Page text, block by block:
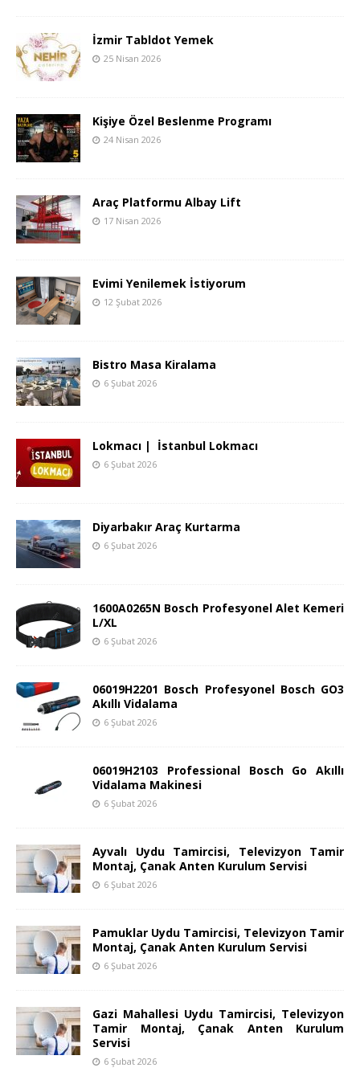
İzmir Tabldot Yemek
25 Nisan 2026
Kişiye Özel Beslenme Programı
24 Nisan 2026
Araç Platformu Albay Lift
17 Nisan 2026
Evimi Yenilemek İstiyorum
12 Şubat 2026
Bistro Masa Kiralama
6 Şubat 2026
Lokmacı | İstanbul Lokmacı
6 Şubat 2026
Diyarbakır Araç Kurtarma
6 Şubat 2026
1600A0265N Bosch Profesyonel Alet Kemeri
L/XL
6 Şubat 2026
06019H2201 Bosch Profesyonel Bosch GO3
Akıllı Vidalama
6 Şubat 2026
06019H2103 Professional Bosch Go Akıllı
Vidalama Makinesi
6 Şubat 2026
Ayvalı Uydu Tamircisi, Televizyon Tamir
Montaj, Çanak Anten Kurulum Servisi
6 Şubat 2026
Pamuklar Uydu Tamircisi, Televizyon Tamir
Montaj, Çanak Anten Kurulum Servisi
6 Şubat 2026
Gazi Mahallesi Uydu Tamircisi, Televizyon
Tamir Montaj, Çanak Anten Kurulum
Servisi
6 Şubat 2026